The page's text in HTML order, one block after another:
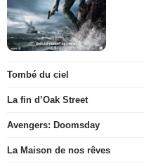
Tombé du ciel
La fin d’Oak Street
Avengers: Doomsday
La Maison de nos rêves